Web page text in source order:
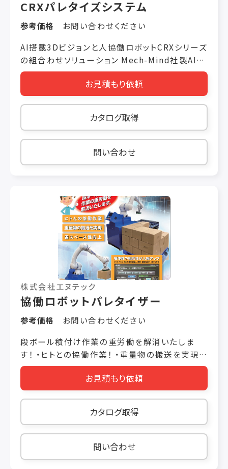
CRXパレタイズシステム
参考価格
お問い合わせください
AI搭載3Dビジョンと人協働ロボットCRXシリーズ
の組合わせソリューション Mech-Mind社製AI搭
載3DビジョンとFANUC CRXシリーズによる パレ
タイジングシステムです。 高精度、高速処理速
度、高コストパフォーマンスのMech-Eye 3Dカメ
ラにより、 動作距離、精度、外乱光など様々な条
件をカバーし、設置の自由度を高めました。
日々、環境の変わる物流現場に最適なソリューシ
ョンをご提供致します。 ＜製品の特長＞ 特長①
人協働ロボットCRXシリーズ 特長② AI搭載3Dビ
お見積もり依頼
カタログ取得
問い合わせ
株式会社エヌテック
協働ロボットパレタイザー
参考価格
お問い合わせください
段ボール積付け作業の重労働を解消いたしま
す！ ・ヒトとの協働作業！ ・重量物の搬送を実現！
・省スペース性向上！ ・タッチパネル・PLCを標準
搭載し、異常・警報内容が一目で分かる ■対象ワ
ーク 段ボール ■パレットサイズ 1100㎜×1100
㎜ ■積付け高さ MAX1900㎜ ■処理能力
MAX5ケース／min（協働ﾓｰﾄﾞ） ■ワーク重量
MAX25kg ■設置スペース
L3470×W1200mm（パレタイズ部のみ） ※上記
仕様は参考値となります。ご要望内容によって変
お見積もり依頼
カタログ取得
問い合わせ